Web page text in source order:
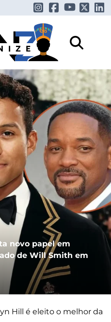
novo papel em
de Will Smith em